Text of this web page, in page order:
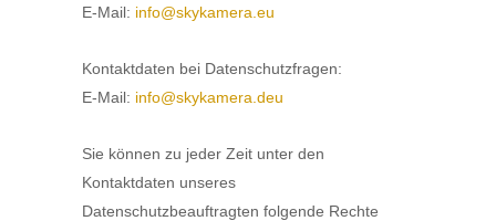
E-Mail: info@skykamera.eu
Kontaktdaten bei Datenschutzfragen:
E-Mail: info@skykamera.deu
Sie können zu jeder Zeit unter den
Kontaktdaten unseres
Datenschutzbeauftragten folgende Rechte